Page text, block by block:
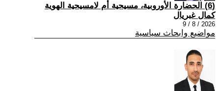
(6) الحضارة الأوروبية، مسيحية أم لامسيحية الهوية
كمال غبريال
2026 / 8 / 9
مواضيع وابحاث سياسية